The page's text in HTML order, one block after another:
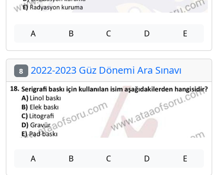
A B C D E
8 2022-2023 Güz Dönemi Ara Sınavı
A B C D E